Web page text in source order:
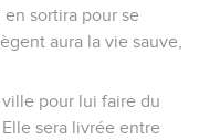
sortira pour se
aura la vie sauve,
pour lui faire du
sera livrée entre